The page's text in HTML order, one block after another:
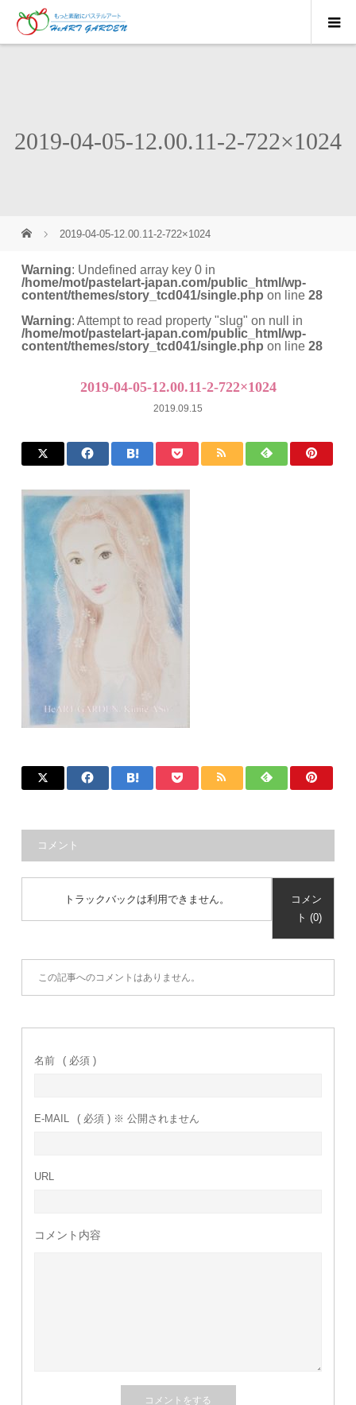
2019-04-05-12.00.11-2-722×1024
2019-04-05-12.00.11-2-722×1024
Warning: Undefined array key 0 in
/home/mot/pastelart-japan.com/public_html/wp-
content/themes/story_tcd041/single.php on line28
Warning: Attempt to read property "slug" on null in
/home/mot/pastelart-japan.com/public_html/wp-
content/themes/story_tcd041/single.php on line28
2019-04-05-12.00.11-2-722×1024
2019.09.15
コメント
トラックバックは利用できません。
コメン
ト (0)
この記事へのコメントはありません。
名前 ( 必須 )
E-MAIL ( 必須 ) ※ 公開されません
URL
コメント内容